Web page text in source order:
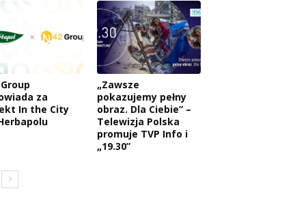
za
In the City
„Zawsze
pokazujemy pełny
obraz. Dla Ciebie” –
Telewizja Polska
promuje TVP Info i
„19.30”